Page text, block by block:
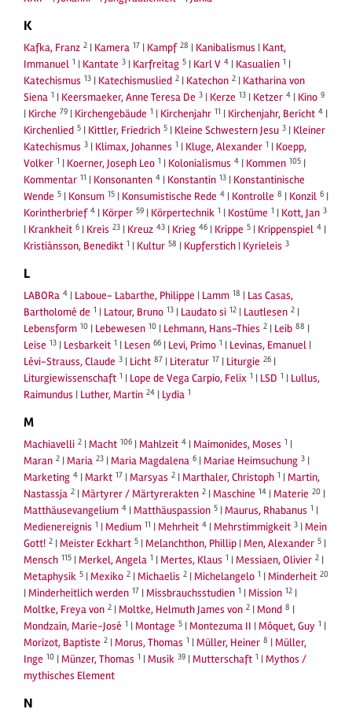
K
Kafka, Franz 2 | Kamera 17 | Kampf 28 | Kanibalismus | Kant,
Immanuel 1 | Kantate 3 | Karfreitag 5 | Karl V 4 | Kasualien 1 |
Katechismus 13 | Katechismuslied 2 | Katechon 2 | Katharina von
Siena 1 | Keersmaeker, Anne Teresa De 3 | Kerze 13 | Ketzer 4 | Kino 9
| Kirche 79 | Kirchengebäude 1 | Kirchenjahr 11 | Kirchenjahr, Bericht 4 |
Kirchenlied 5 | Kittler, Friedrich 5 | Kleine Schwestern Jesu 3 | Kleiner
Katechismus 3 | Klimax, Johannes 1 | Kluge, Alexander 1 | Koepp,
Volker 1 | Koerner, Joseph Leo 1 | Kolonialismus 4 | Kommen 105 |
Kommentar 11 | Konsonanten 4 | Konstantin 13 | Konstantinische
Wende 5 | Konsum 15 | Konsumistische Rede 4 | Kontrolle 8 | Konzil 6 |
Korintherbrief 4 | Körper 59 | Körpertechnik 1 | Kostüme 1 | Kott, Jan 3
| Krankheit 6 | Kreis 23 | Kreuz 43 | Krieg 46 | Krippe 5 | Krippenspiel 4 |
Kristiánsson, Benedikt 1 | Kultur 58 | Kupferstich | Kyrieleis 3
L
LABORa 4 | Laboue- Labarthe, Philippe | Lamm 18 | Las Casas,
Bartholomé de 1 | Latour, Bruno 13 | Laudato si 12 | Lautlesen 2 |
Lebensform 10 | Lebewesen 10 | Lehmann, Hans-Thies 2 | Leib 88 |
Leise 13 | Lesbarkeit 1 | Lesen 66 | Levi, Primo 1 | Levinas, Emanuel |
Lévi-Strauss, Claude 3 | Licht 87 | Literatur 17 | Liturgie 26 |
Liturgiewissenschaft 1 | Lope de Vega Carpio, Felix 1 | LSD 1 | Lullus,
Raimundus | Luther, Martin 24 | Lydia 1
M
Machiavelli 2 | Macht 106 | Mahlzeit 4 | Maimonides, Moses 1 |
Maran 2 | Maria 23 | Maria Magdalena 6 | Mariae Heimsuchung 3 |
Marketing 4 | Markt 17 | Marsyas 2 | Marthaler, Christoph 1 | Martin,
Nastassja 2 | Märtyrer / Märtyrerakten 2 | Maschine 14 | Materie 20 |
Matthäusevangelium 4 | Matthäuspassion 5 | Maurus, Rhabanus 1 |
Medienereignis 1 | Medium 11 | Mehrheit 4 | Mehrstimmigkeit 3 | Mein
Gott! 2 | Meister Eckhart 5 | Melanchthon, Phillip | Men, Alexander 5 |
Mensch 115 | Merkel, Angela 1 | Mertes, Klaus 1 | Messiaen, Olivier 2 |
Metaphysik 5 | Mexiko 2 | Michaelis 2 | Michelangelo 1 | Minderheit 20
| Minderheitlich werden 17 | Missbrauchsstudien 1 | Mission 12 |
Moltke, Freya von 2 | Moltke, Helmuth James von 2 | Mond 8 |
Mondzain, Marie-José 1 | Montage 5 | Montezuma II | Môquet, Guy 1 |
Morizot, Baptiste 2 | Morus, Thomas 1 | Müller, Heiner 8 | Müller,
Inge 10 | Münzer, Thomas 1 | Musik 39 | Mutterschaft 1 | Mythos /
mythisches Element
N